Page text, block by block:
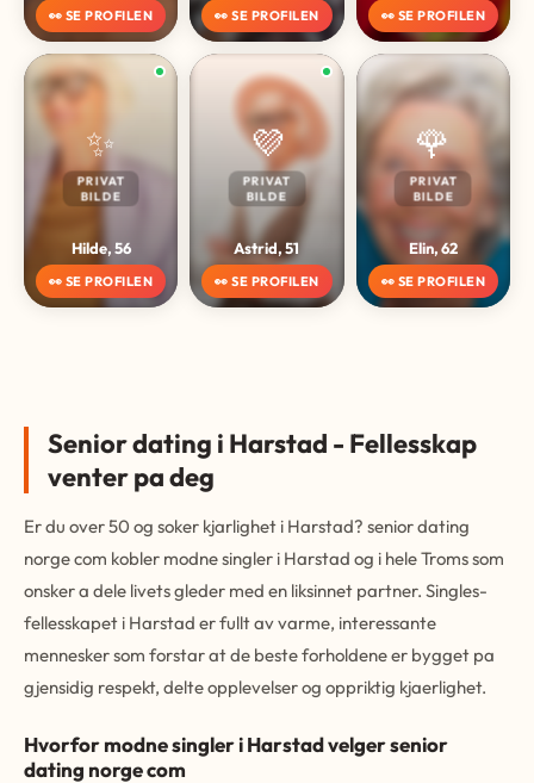
👀 SE PROFILEN 👀 SE PROFILEN 👀 SE PROFILEN
✨
PRIVAT
BILDE
Hilde, 56
👀 SE PROFILEN
💜
PRIVAT
BILDE
Astrid, 51
👀 SE PROFILEN
🌹
PRIVAT
BILDE
Elin, 62
👀 SE PROFILEN
Senior dating i Harstad - Fellesskap
venter pa deg
Er du over 50 og soker kjarlighet i Harstad? senior dating
norge com kobler modne singler i Harstad og i hele Troms som
onsker a dele livets gleder med en liksinnet partner. Singles-
fellesskapet i Harstad er fullt av varme, interessante
mennesker som forstar at de beste forholdene er bygget pa
gjensidig respekt, delte opplevelser og oppriktig kjaerlighet.
Hvorfor modne singler i Harstad velger senior
dating norge com